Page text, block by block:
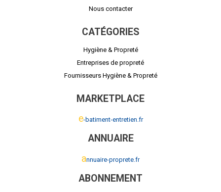
Nous contacter
CATÉGORIES
Hygiène & Propreté
Entreprises de propreté
Fournisseurs Hygiène & Propreté
MARKETPLACE
e-batiment-entretien.fr
ANNUAIRE
annuaire-proprete.fr
ABONNEMENT